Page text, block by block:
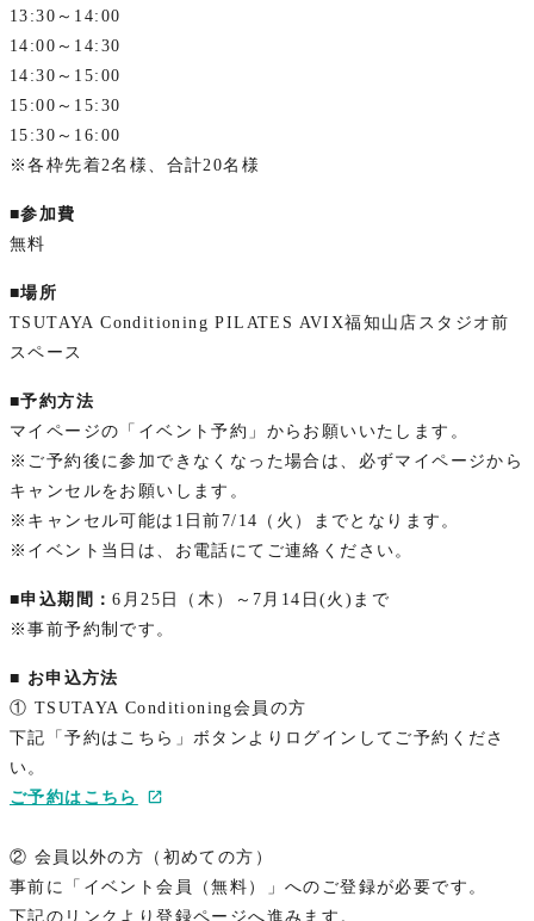
13:30～14:00
14:00～14:30
14:30～15:00
15:00～15:30
15:30～16:00
※各枠先着2名様、合計20名様
■参加費
無料
■場所
TSUTAYA Conditioning PILATES AVIX福知山店スタジオ前
スペース
■予約方法
マイページの「イベント予約」からお願いいたします。
※ご予約後に参加できなくなった場合は、必ずマイページから
キャンセルをお願いします。
※キャンセル可能は1日前7/14（火）までとなります。
※イベント当日は、お電話にてご連絡ください。
■申込期間：6月25日（木）～7月14日(火)まで
※事前予約制です。
■ お申込方法
① TSUTAYA Conditioning会員の方
下記「予約はこちら」ボタンよりログインしてご予約くださ
い。
ご予約はこちら
② 会員以外の方（初めての方）
事前に「イベント会員（無料）」へのご登録が必要です。
下記のリンクより登録ページへ進みます。